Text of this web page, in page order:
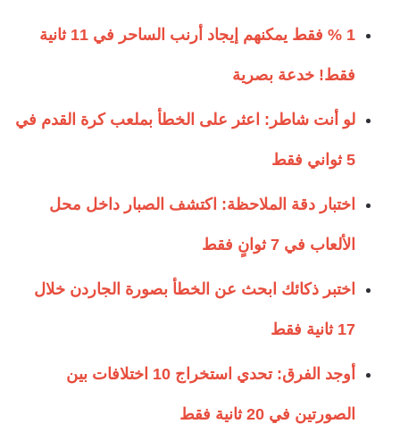
1 % فقط يمكنهم إيجاد أرنب الساحر في 11 ثانية
فقط! خدعة بصرية
لو أنت شاطر: اعثر على الخطأ بملعب كرة القدم في
5 ثواني فقط
اختبار دقة الملاحظة: اكتشف الصبار داخل محل
الألعاب في 7 ثوانٍ فقط
اختبر ذكائك ابحث عن الخطأ بصورة الجاردن خلال
17 ثانية فقط
أوجد الفرق: تحدي استخراج 10 اختلافات بين
الصورتين في 20 ثانية فقط